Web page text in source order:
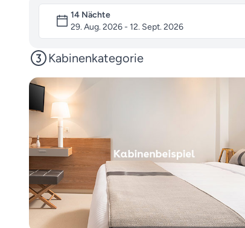
14 Nächte
29. Aug. 2026 - 12. Sept. 2026
Kabinenkategorie